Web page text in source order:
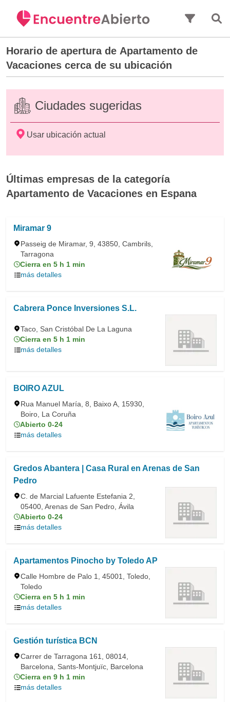
Horario de apertura de Apartamento de
Vacaciones cerca de su ubicación
Ciudades sugeridas
Usar ubicación actual
Últimas empresas de la categoría
Apartamento de Vacaciones en Espana
Miramar 9
Passeig de Miramar, 9, 43850, Cambrils,
Tarragona
Cierra en 5 h 1 min
más detalles
Cabrera Ponce Inversiones S.L.
Taco, San Cristóbal De La Laguna
Cierra en 5 h 1 min
más detalles
BOIRO AZUL
Rua Manuel María, 8, Baixo A, 15930,
Boiro, La Coruña
Abierto 0-24
más detalles
Gredos Abantera | Casa Rural en Arenas de San
Pedro
C. de Marcial Lafuente Estefania 2,
05400, Arenas de San Pedro, Ávila
Abierto 0-24
más detalles
Apartamentos Pinocho by Toledo AP
Calle Hombre de Palo 1, 45001, Toledo,
Toledo
Cierra en 5 h 1 min
más detalles
Gestión turística BCN
Carrer de Tarragona 161, 08014,
Barcelona, Sants-Montjuïc, Barcelona
Cierra en 9 h 1 min
más detalles